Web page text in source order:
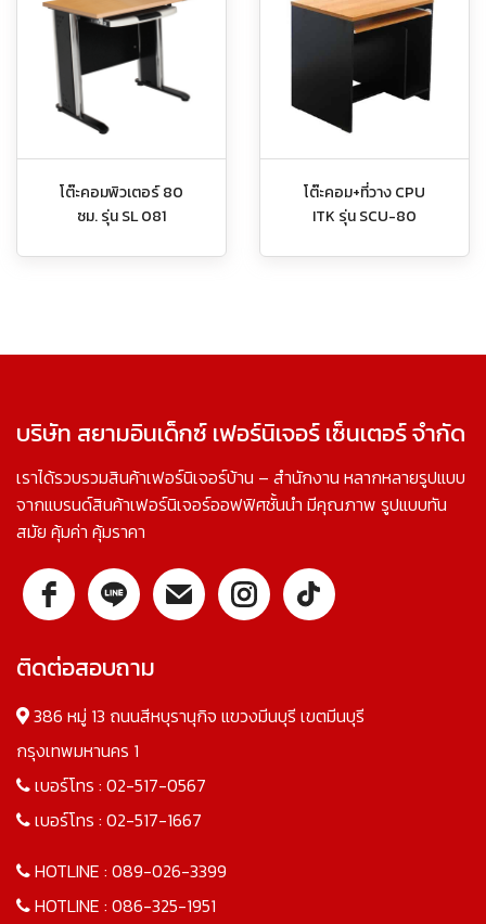
โต๊ะคอมพิวเตอร์ 80
ซม. รุ่น SL 081
โต๊ะคอม+ที่วาง CPU
ITK รุ่น SCU-80
บริษัท สยามอินเด็กซ์ เฟอร์นิเจอร์ เซ็นเตอร์ จำกัด
เราได้รวบรวมสินค้าเฟอร์นิเจอร์บ้าน – สำนักงาน หลากหลายรูปแบบ
จากแบรนด์สินค้าเฟอร์นิเจอร์ออฟฟิศชั้นนำ มีคุณภาพ รูปแบบทัน
สมัย คุ้มค่า คุ้มราคา
ติดต่อสอบถาม
386 หมู่ 13 ถนนสีหบุรานุกิจ แขวงมีนบุรี เขตมีนบุรี
กรุงเทพมหานคร 1
เบอร์โทร : 02-517-0567
เบอร์โทร : 02-517-1667
HOTLINE : 089-026-3399
HOTLINE : 086-325-1951